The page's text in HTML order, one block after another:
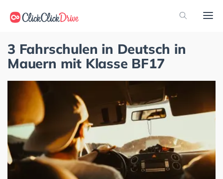
3 Fahrschulen in Deutsch in
Mauern mit Klasse BF17